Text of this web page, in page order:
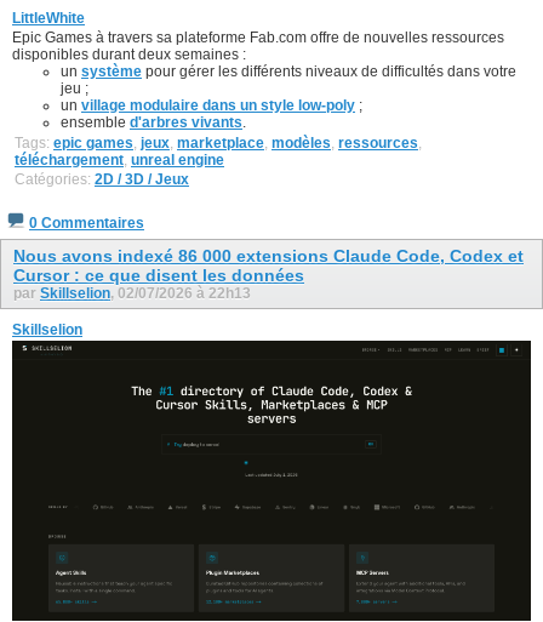
LittleWhite
Epic Games à travers sa plateforme Fab.com offre de nouvelles ressources
disponibles durant deux semaines :
un système pour gérer les différents niveaux de difficultés dans votre
jeu ;
un village modulaire dans un style low-poly ;
ensemble d'arbres vivants.
Tags: epic games jeux marketplace modèles ressources
téléchargement unreal engine
Catégories: 2D / 3D / Jeux
0 Commentaires
Nous avons indexé 86 000 extensions Claude Code, Codex et
Cursor : ce que disent les données
par Skillselion, 02/07/2026 à 22h13
Skillselion